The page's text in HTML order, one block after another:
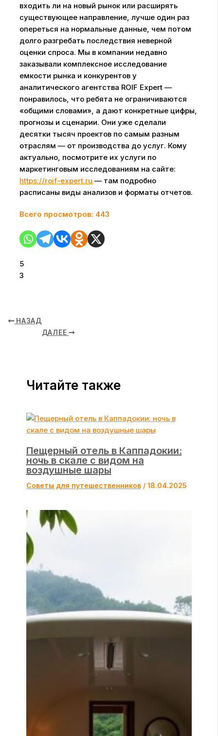
входить ли на новый рынок или расширять
существующее направление, лучше один раз
опереться на нормальные данные, чем потом
долго разгребать последствия неверной
оценки спроса. Мы в компании недавно
заказывали комплексное исследование
емкости рынка и конкурентов у
аналитического агентства ROIF Expert —
понравилось, что ребята не ограничиваются
«общими словами», а дают конкретные цифры,
прогнозы и сценарии. Они уже сделали
десятки тысяч проектов по самым разным
отраслям — от производства до услуг. Кому
актуально, посмотрите их услуги по
маркетинговым исследованиям на сайте:
https://roif-expert.ru — там подробно
расписаны виды анализов и форматы отчетов.
Всего просмотров: 443
5
3
НАЗАД
ДАЛЕЕ
Читайте также
Пещерный отель в Каппадокии:
ночь в скале с видом на
воздушные шары
Советы для путешественников/ 18.04.2025